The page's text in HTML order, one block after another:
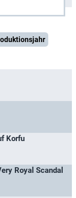
Korfu
Royal Scandal